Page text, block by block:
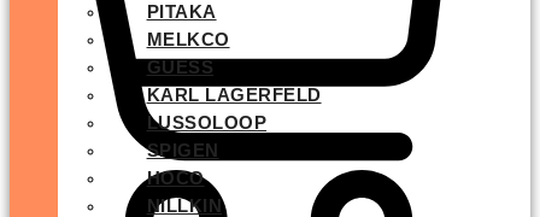
PITAKA
MELKCO
GUESS
KARL LAGERFELD
LUSSOLOOP
SPIGEN
HOCO
NILLKIN